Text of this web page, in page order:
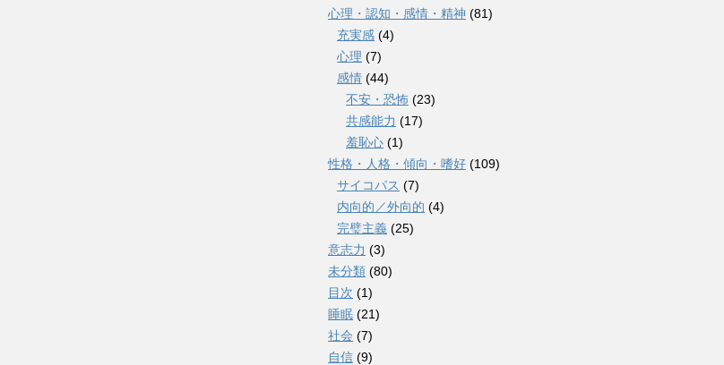
心理・認知・感情・精神 (81)
充実感 (4)
心理 (7)
感情 (44)
不安・恐怖 (23)
共感能力 (17)
羞恥心 (1)
性格・人格・傾向・嗜好 (109)
サイコパス (7)
内向的／外向的 (4)
完璧主義 (25)
意志力 (3)
未分類 (80)
目次 (1)
睡眠 (21)
社会 (7)
自信 (9)